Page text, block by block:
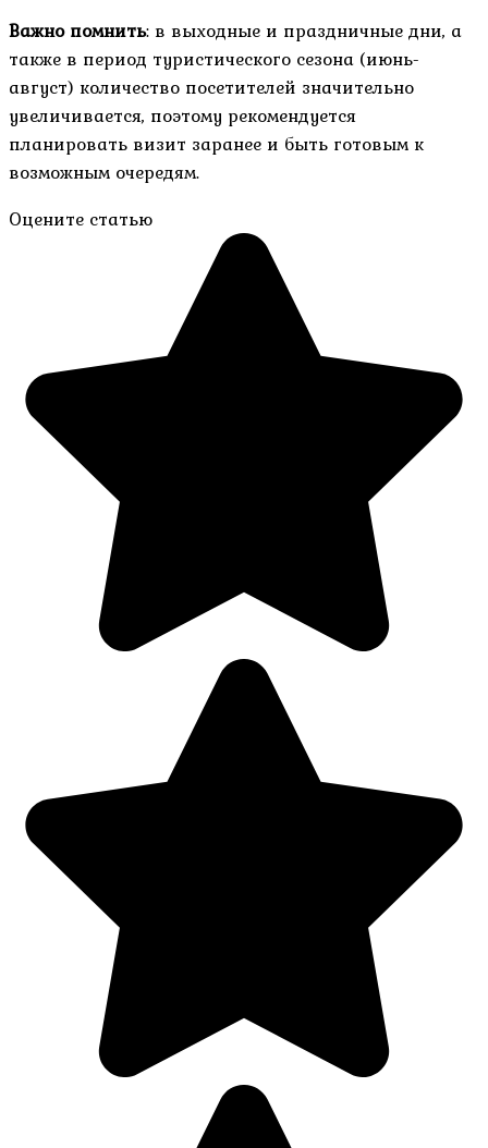
Важно помнить: в выходные и праздничные дни, а
также в период туристического сезона (июнь-
август) количество посетителей значительно
увеличивается, поэтому рекомендуется
планировать визит заранее и быть готовым к
возможным очередям.
Оцените статью